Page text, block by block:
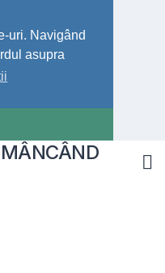
uri. Navigând
asupra